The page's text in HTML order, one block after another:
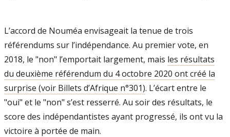
L’accord de Nouméa envisageait la tenue de trois
référendums sur l’indépendance. Au premier vote, en
2018, le "non" l’emportait largement, mais les résultats
du deuxième référendum du 4 octobre 2020 ont créé la
surprise (voir Billets d’Afrique n°301). L’écart entre le
"oui" et le "non" s’est resserré. Au soir des résultats, le
score des indépendantistes ayant progressé, ils ont vu la
victoire à portée de main.